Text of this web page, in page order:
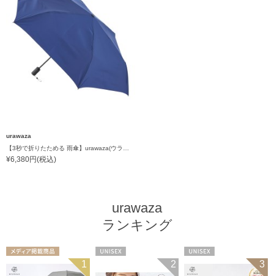
urawaza
¥6,380円(税込)
urawaza
ランキング
品
UNISEX 1 2 3